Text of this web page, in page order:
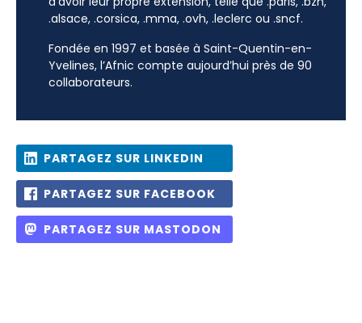
.alsace, .corsica, .mma, .ovh, .leclerc ou .sncf.
Fondée en 1997 et basée à Saint-Quentin-en-
Yvelines, l’Afnic compte aujourd’hui près de 90
collaborateurs.
PARTAGEZ SUR LINKEDIN
PARTAGEZ SUR FACEBOOK
PARTAGEZ SUR MASTODON